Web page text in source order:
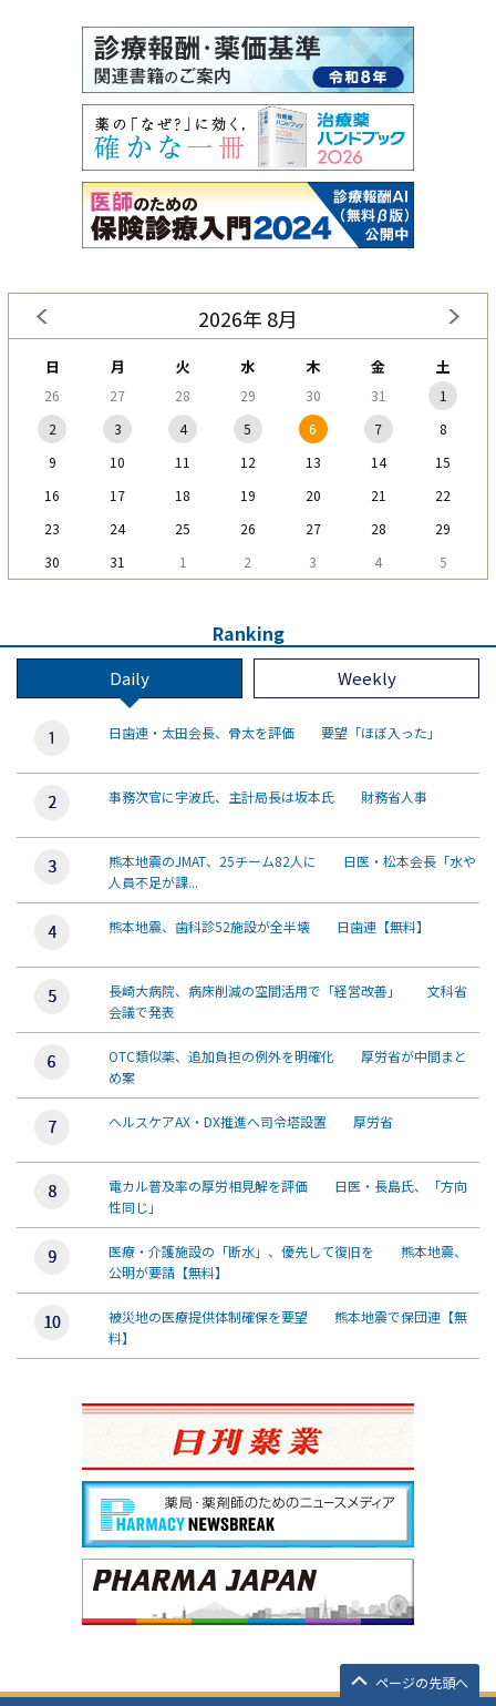
2026年 8月
日 月 火 水 木 金 土
26 27 28 29 30 31
1
2
3 4 5 6 7
8
9
10 11 12 13 14
15
16
17 18 19 20 21
22
23
24 25 26 27 28
29
30
31 1 2 3 4 5
Ranking
Daily Weekly
日歯連・太田会長、骨太を評価 要望「ほぼ入った」
事務次官に宇波氏、主計局長は坂本氏 財務省人事
熊本地震のJMAT、25チーム82人に 日医・松本会長「水や
人員不足が課...
熊本地震、歯科診52施設が全半壊 日歯連【無料】
長崎大病院、病床削減の空間活用で「経営改善」 文科省
会議で発表
OTC類似薬、追加負担の例外を明確化 厚労省が中間まと
め案
ヘルスケアAX・DX推進へ司令塔設置 厚労省
電カル普及率の厚労相見解を評価 日医・長島氏、「方向
性同じ」
医療・介護施設の「断水」、優先して復旧を 熊本地震、
公明が要請【無料】
被災地の医療提供体制確保を要望 熊本地震で保団連【無
料】
ページの先頭へ